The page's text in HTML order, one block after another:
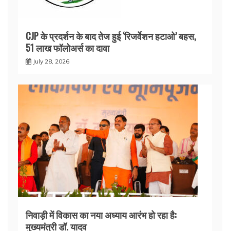
CJP के प्रदर्शन के बाद तेज हुई ‘रिजर्वेशन हटाओ’ बहस,
51 लाख फॉलोअर्स का दावा
July 28, 2026
निवाड़ी में विकास का नया अध्याय आरंभ हो रहा है:
मुख्यमंत्री डॉ. यादव